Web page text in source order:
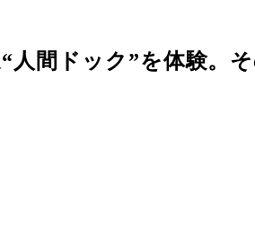
人間ドック”を体験。